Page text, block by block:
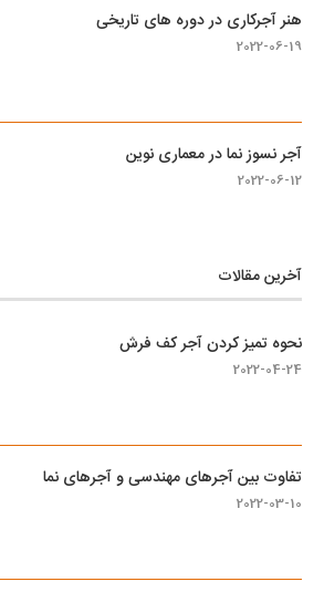
هنر آجرکاری در دوره های تاریخی
2022-06-19
آجر نسوز نما در معماری نوین
2022-06-12
آخرین مقالات
نحوه تمیز کردن آجر کف فرش
2022-04-24
تفاوت بین آجرهای مهندسی و آجرهای نما
2022-03-10